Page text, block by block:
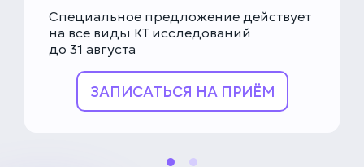
Специальное предложение действует
на все виды КТ исследований
до 31 августа
ЗАПИСАТЬСЯ НА ПРИЁМ